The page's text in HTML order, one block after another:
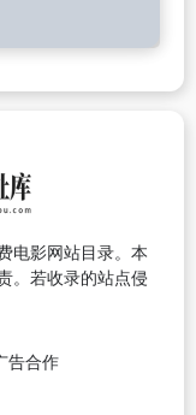
电影网站目录。本
。若收录的站点侵
告合作